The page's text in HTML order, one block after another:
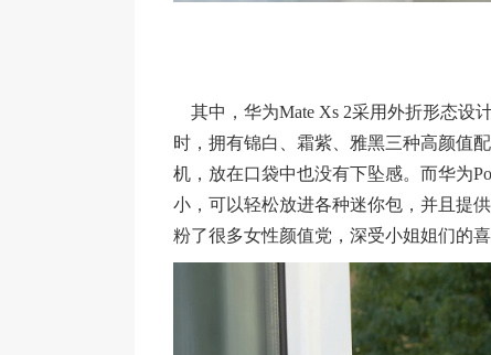
其中，华为Mate Xs 2采用外折形态设
时，拥有锦白、霜紫、雅黑三种高颜值
机，放在口袋中也没有下坠感。而华为
小，可以轻松放进各种迷你包，并且提
粉了很多女性颜值党，深受小姐姐们的喜